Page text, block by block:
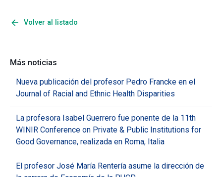
Más noticias
Nueva publicación del profesor Pedro Francke en el
Journal of Racial and Ethnic Health Disparities
La profesora Isabel Guerrero fue ponente de la 11th
WINIR Conference on Private & Public Institutions for
Good Governance, realizada en Roma, Italia
El profesor José María Rentería asume la dirección de
arrow_back Volver al listado